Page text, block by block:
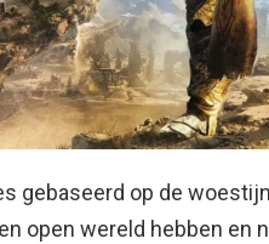
gebaseerd op de
open wereld hebben en